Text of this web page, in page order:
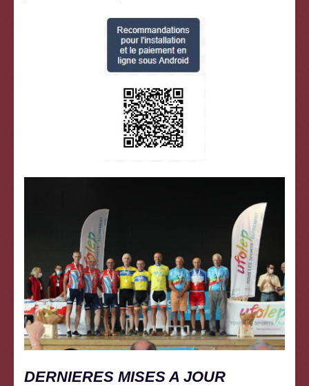
DERNIERES MISES A JOUR